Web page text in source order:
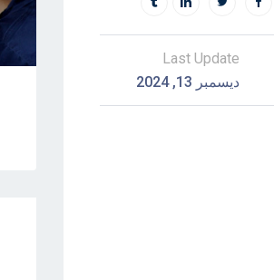
Last Update
ديسمبر 13, 2024